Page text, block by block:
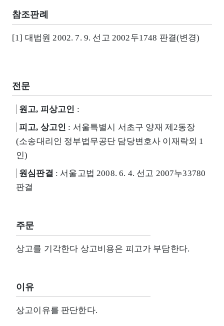
참조판례
[1] 대법원 2002. 7. 9. 선고 2002두1748 판결(변경)
전문
원고, 피상고인 :
피고, 상고인 : 서울특별시 서초구 양재 제2동장
(소송대리인 정부법무공단 담당변호사 이재락외 1
인)
원심판결 : 서울고법 2008. 6. 4. 선고 2007누33780
판결
주문
상고를 기각한다 상고비용은 피고가 부담한다.
이유
상고이유를 판단한다.